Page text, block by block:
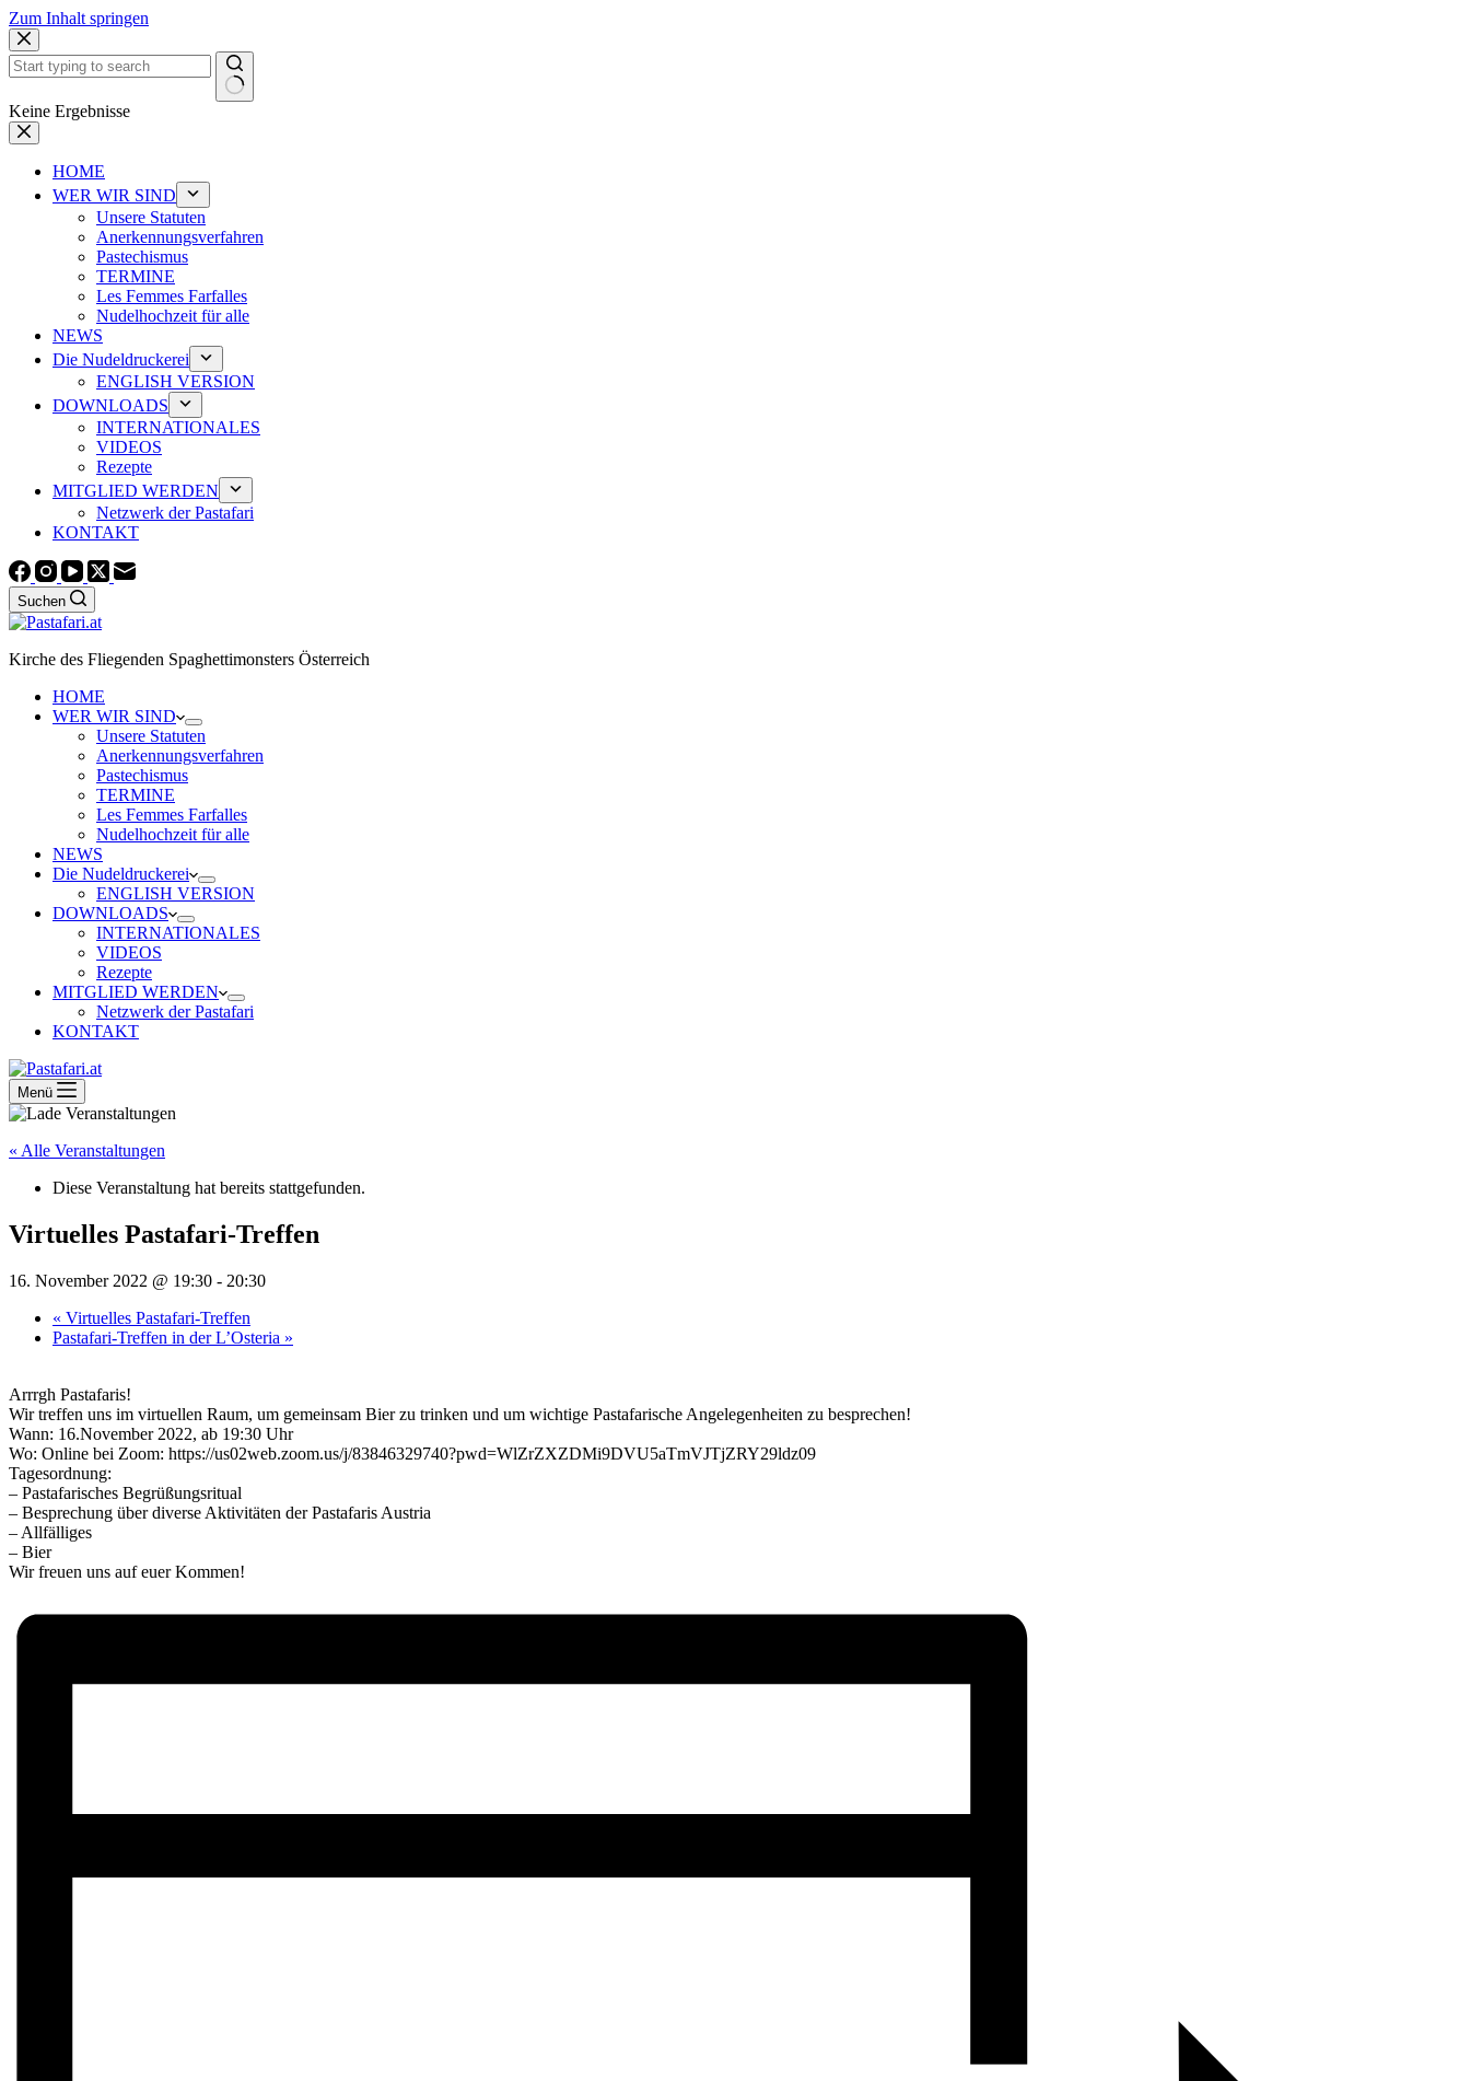
Zum Inhalt springen
Keine Ergebnisse
HOME
WER WIR SIND
Unsere Statuten
Anerkennungsverfahren
Pastechismus
TERMINE
Les Femmes Farfalles
Nudelhochzeit für alle
NEWS
Die Nudeldruckerei
ENGLISH VERSION
DOWNLOADS
INTERNATIONALES
VIDEOS
Rezepte
MITGLIED WERDEN
Netzwerk der Pastafari
KONTAKT
Suchen
Kirche des Fliegenden Spaghettimonsters Österreich
HOME
WER WIR SIND
Unsere Statuten
Anerkennungsverfahren
Pastechismus
TERMINE
Les Femmes Farfalles
Nudelhochzeit für alle
NEWS
Die Nudeldruckerei
ENGLISH VERSION
DOWNLOADS
INTERNATIONALES
VIDEOS
Rezepte
MITGLIED WERDEN
Netzwerk der Pastafari
KONTAKT
Menü
« Alle Veranstaltungen
Diese Veranstaltung hat bereits stattgefunden.
Virtuelles Pastafari-Treffen
16. November 2022 @ 19:30 - 20:30
« Virtuelles Pastafari-Treffen
Pastafari-Treffen in der L’Osteria »
Arrrgh Pastafaris!
Wir treffen uns im virtuellen Raum, um gemeinsam Bier zu trinken und um wichtige Pastafarische Angelegenheiten zu besprechen!
Wann: 16.November 2022, ab 19:30 Uhr
Wo: Online bei Zoom: https://us02web.zoom.us/j/83846329740?pwd=WlZrZXZDMi9DVU5aTmVJTjZRY29ldz09
Tagesordnung:
– Pastafarisches Begrüßungsritual
– Besprechung über diverse Aktivitäten der Pastafaris Austria
– Allfälliges
– Bier
Wir freuen uns auf euer Kommen!